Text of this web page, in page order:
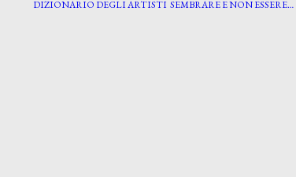
DIZIONARIO DEGLI ARTISTI SEMBRARE E NON ESSERE…